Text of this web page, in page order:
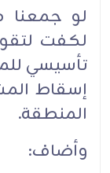
لو جمعنا
لكفت
تأسيسي
إسقاط
المنطقة.
وأضاف: